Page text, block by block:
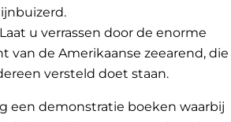
u verrassen door de enorme
van de Amerikaanse zeearend, die
versteld doet staan.
een demonstratie boeken waarbij